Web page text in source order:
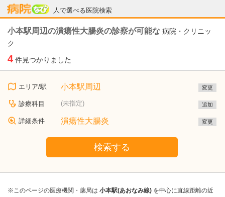
人で選べる医院検索
病院なび
小本駅周辺の潰瘍性大腸炎の診察が可能な 病院・クリニッ
ク
4 件見つかりました
エリア/駅 小本駅周辺 変更
診療科目 (未指定) 追加
詳細条件 潰瘍性大腸炎 変更
検索する
※このページの医療機関・薬局は 小本駅(あおなみ線) を中心に直線距離の近